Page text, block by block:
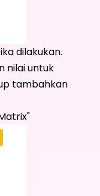
dilakukan.
nilai untuk
tambahkan